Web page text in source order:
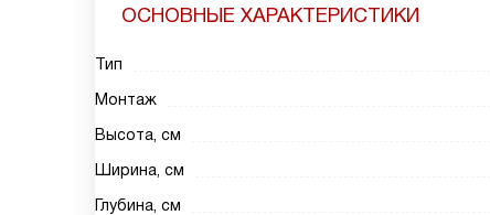
ОСНОВНЫЕ ХАРАКТЕРИСТИКИ
Тип
Монтаж
Высота, см
Ширина, см
Глубина, см